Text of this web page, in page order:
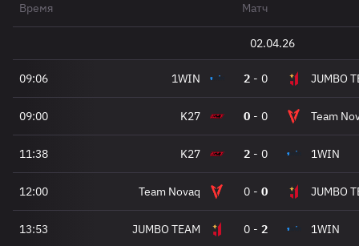
Время Матч
02.04.26
09:06 1WIN 2 - 0 JUMBO
09:00 K27 0 - 0 Team
11:38 K27 2 - 0 1WIN
12:00 Team Novaq 0 - 0 JUMBO
13:53 JUMBO TEAM 0 - 2 1WIN